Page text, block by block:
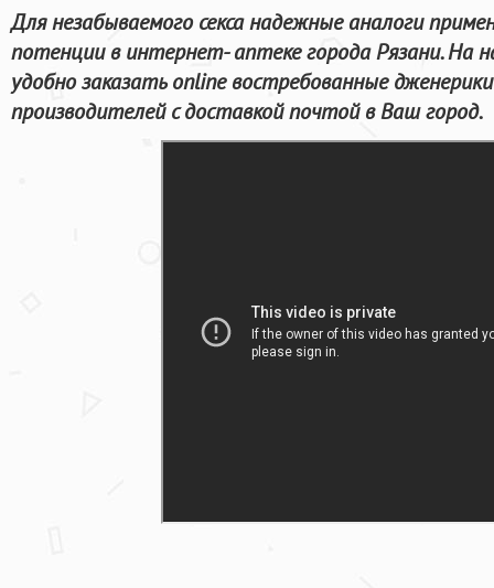
Для незабываемого секса надежные аналоги
потенции в интернет- аптеке города Рязани.
удобно заказать online востребованные
производителей с доставкой почтой в Ваш город.